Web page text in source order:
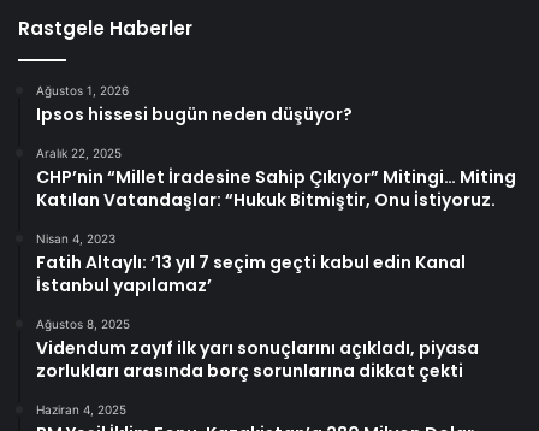
Rastgele Haberler
Ağustos 1, 2026
Ipsos hissesi bugün neden düşüyor?
Aralık 22, 2025
CHP’nin “Millet İradesine Sahip Çıkıyor” Mitingi… Miting
Katılan Vatandaşlar: “Hukuk Bitmiştir, Onu İstiyoruz.
Nisan 4, 2023
Fatih Altaylı: ’13 yıl 7 seçim geçti kabul edin Kanal
İstanbul yapılamaz’
Ağustos 8, 2025
Videndum zayıf ilk yarı sonuçlarını açıkladı, piyasa
zorlukları arasında borç sorunlarına dikkat çekti
Haziran 4, 2025